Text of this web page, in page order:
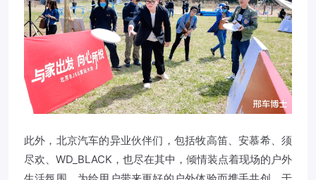
此外，北京汽车的异业伙伴们，包括牧高笛、安慕希、须
尽欢、WD_BLACK，也尽在其中，倾情装点着现场的户外